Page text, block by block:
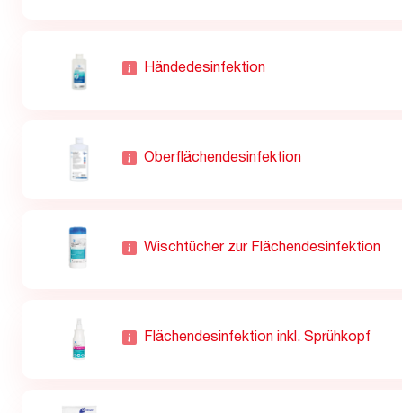
Händedesinfektion
Oberflächendesinfektion
Wischtücher zur Flächendesinfektion
Flächendesinfektion inkl. Sprühkopf